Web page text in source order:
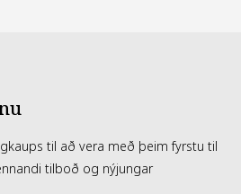
til að vera með þeim fyrstu til
tilboð og nýjungar